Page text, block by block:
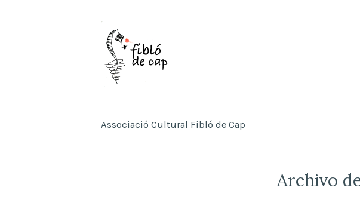
Associació Cultural Fibló de Cap
Archivo